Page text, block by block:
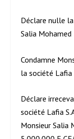
Déclare nulle
Salia Mohamed
Condamne
la société Lafia
Déclare
société Lafia
Monsieur Salia